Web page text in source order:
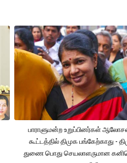
பாராளுமன்ற உறுப்பினர்கள்
கூட்டத்தில் திமுக பங்கேற்காது -
துணை பொது செயலாளருமான